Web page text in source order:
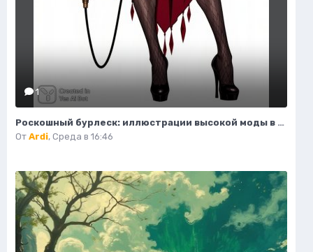
1
Роскошный бурлеск: иллюстрации высокой моды в стиле кабаре Мулен Руж. Нейронная сеть Flux 1
От Ardi, Среда в 16:46